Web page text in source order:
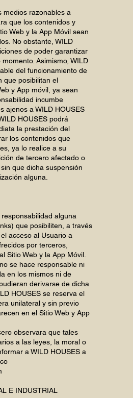
medios razonables a
que los contenidos y
Web y la App Móvil sean
No obstante, WILD
de poder garantizar
Asimismo, WILD
del funcionamiento de
que posibilitan el
y App móvil, ya sean
incumbe
ajenos a WILD HOUSES
HOUSES podrá
la prestación del
los contenidos que
ya lo realice a su
de tercero afectado o
que dicha suspensión
alguna.
alguna
que posibiliten, a través
acceso al Usuario a
por terceros,
Sitio Web y la App Móvil.
se hace responsable ni
en los mismos ni de
derivarse de dicha
HOUSES se reserva el
unilateral y sin previo
en el Sitio Web y App
observara que tales
a las leyes, la moral o
a WILD HOUSES a
E INDUSTRIAL